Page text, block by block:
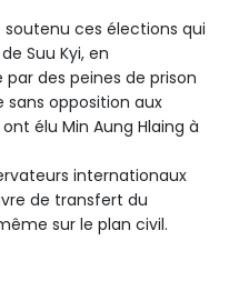
ces élections qui
Suu Kyi, en
des peines de prison
opposition aux
élu Min Aung Hlaing à
internationaux
de transfert du
sur le plan civil.